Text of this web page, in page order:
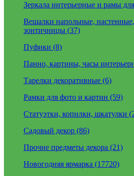
Зеркала интерьерные и рамы
Вешалки напольные,
зонтичницы (37)
Пуфики (8)
Панно, картины, часы
Тарелки декоративные (6)
Рамки для фото и картин (59)
Статуэтки, копилки, шкатулки
Садовый декор (86)
Прочие предметы декора (21)
Новогодняя ярмарка (17720)